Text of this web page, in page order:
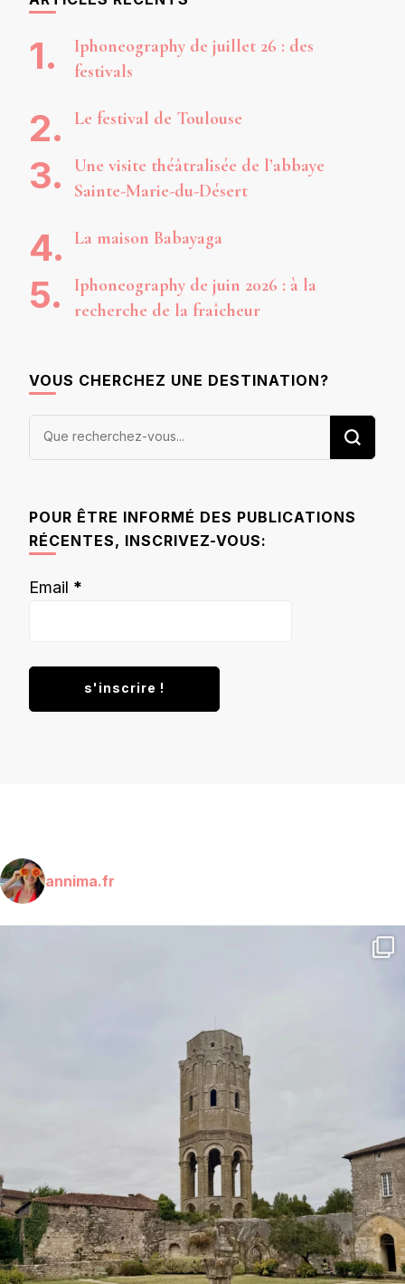
Iphoneography de juillet 26 : des
festivals
Le festival de Toulouse
Une visite théâtralisée de l’abbaye
Sainte-Marie-du-Désert
La maison Babayaga
Iphoneography de juin 2026 : à la
recherche de la fraîcheur
VOUS CHERCHEZ UNE DESTINATION?
Vous
POUR ÊTRE INFORMÉ DES PUBLICATIONS
RÉCENTES, INSCRIVEZ-VOUS:
Email *
annima.fr